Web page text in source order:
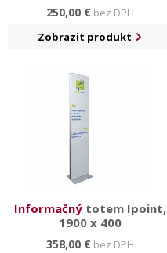
250,00 €bez DPH
Zobrazit produkt
Informačnýtotem Ipoint,
1900 x 400
358,00 €bez DPH